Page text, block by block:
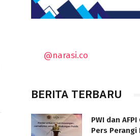
@narasi.co
BERITA TERBARU
PWI dan
Pers Perangi